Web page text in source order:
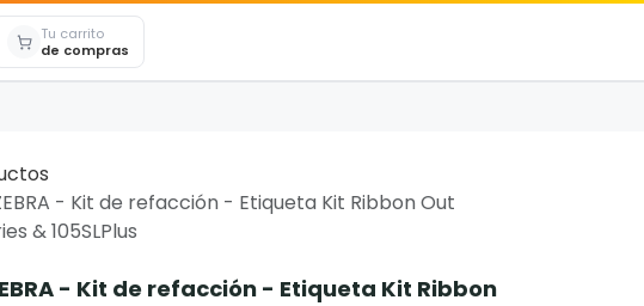
Tu carrito
de compras
- Kit de refacción - Etiqueta Kit Ribbon Out
& 105SLPlus
- Kit de refacción - Etiqueta Kit Ribbon